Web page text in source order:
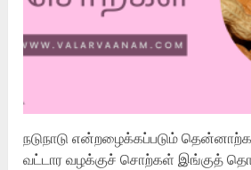
நடுநாடு என்றழைக்கப்படும்
வட்டார வழக்குச் சொற்கள் இங்குத்